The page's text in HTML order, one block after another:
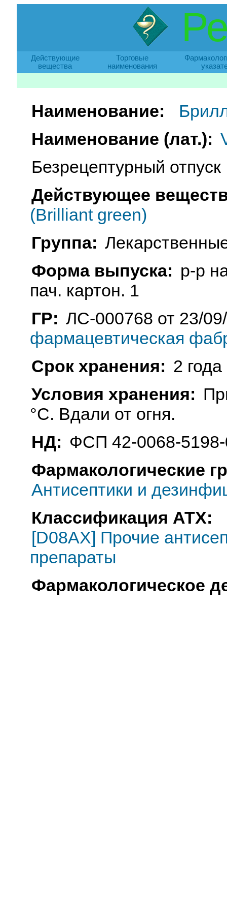
Действующие
вещества
Торговые
наименования
Наименование:
Наименование (лат.):
Безрецептурный отпуск
Действующее
(Brilliant green)
Группа:
Форма выпуска: р-р
пач. картон. 1
ГР: ЛС-000768 от 23/
фармацевтическая
Срок хранения: 2 года
Условия хранения:
°C. Вдали от огня.
НД: ФСП 42-0068-
Фармакологические
Антисептики и
Классификация АТХ:
[D08AX] Прочие
препараты
Фармакологическое